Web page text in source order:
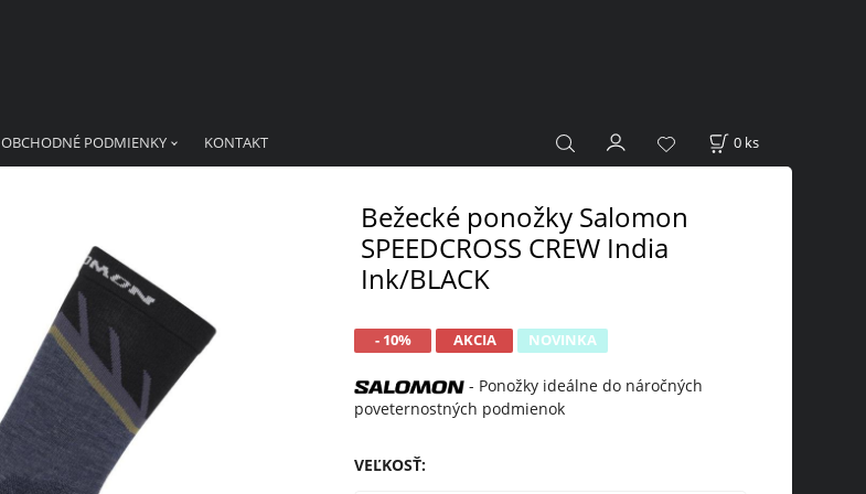
OBCHODNÉ PODMIENKY KONTAKT 0 ks
Bežecké ponožky Salomon
SPEEDCROSS CREW India
Ink/BLACK
- 10% AKCIA NOVINKA
- Ponožky ideálne do náročných
poveternostných podmienok
VEĽKOSŤ: